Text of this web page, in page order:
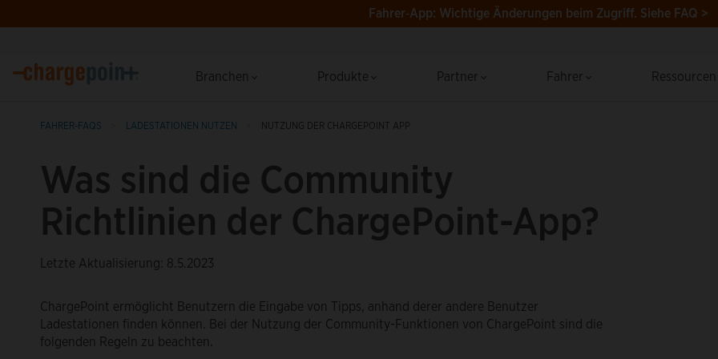
Fahrer‑App: Wichtige Änderungen beim Zugriff. Siehe FAQ >
Branchen Produkte Partner Fahrer
FAHRER-FAQS LADESTATIONEN NUTZEN NUTZUNG DER CHARGEPOINT APP
Was sind die Community
Richtlinien der ChargePoint-App?
Letzte Aktualisierung: 8.5.2023
ChargePoint ermöglicht Benutzern die Eingabe von Tipps, anhand derer andere Benutzer
Ladestationen finden können. Bei der Nutzung der Community-Funktionen von ChargePoint sind die
folgenden Regeln zu beachten.